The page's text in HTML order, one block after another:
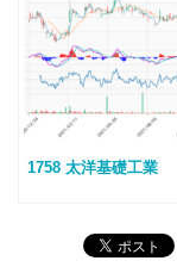
1758 太洋基礎工業